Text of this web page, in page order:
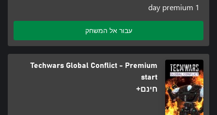
1 day premium
עבור אל המשחק
Techwars Global Conflict - Premium
start
חינם+